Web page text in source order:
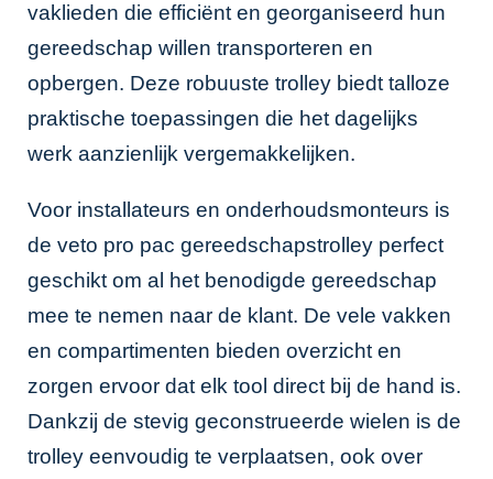
vaklieden die efficiënt en georganiseerd hun
gereedschap willen transporteren en
opbergen. Deze robuuste trolley biedt talloze
praktische toepassingen die het dagelijks
werk aanzienlijk vergemakkelijken.
Voor installateurs en onderhoudsmonteurs is
de veto pro pac gereedschapstrolley perfect
geschikt om al het benodigde gereedschap
mee te nemen naar de klant. De vele vakken
en compartimenten bieden overzicht en
zorgen ervoor dat elk tool direct bij de hand is.
Dankzij de stevig geconstrueerde wielen is de
trolley eenvoudig te verplaatsen, ook over